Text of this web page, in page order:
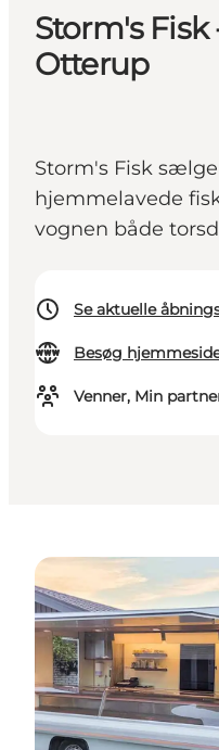
Storm's
Otterup
Storm's Fisk
hjemmelavede
vognen både
Se aktuelle
Besøg
Venner, Min